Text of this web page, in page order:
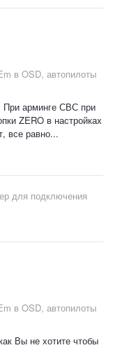
в OSD, автопилоты
При арминге СВС при
ZERO в настройках
все равно...
для подключения
в OSD, автопилоты
Вы не хотите чтобы